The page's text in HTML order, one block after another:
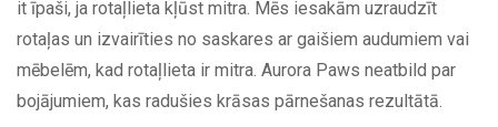
it īpaši, ja rotaļlieta kļūst mitra. Mēs iesakām uzraudzīt
rotaļas un izvairīties no saskares ar gaišiem audumiem vai
mēbelēm, kad rotaļlieta ir mitra. Aurora Paws neatbild par
bojājumiem, kas radušies krāsas pārnešanas rezultātā.